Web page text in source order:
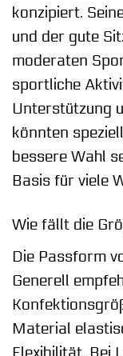
konzipiert.
und der gute
moderaten
sportliche
Unterstützung
könnten
bessere Wahl
Basis für viele
Wie fällt die
Die Passform
Generell
Material